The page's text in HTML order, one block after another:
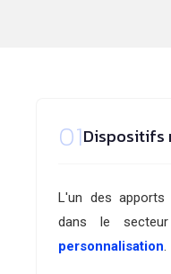
01Dispositifs
L'un des apports
dans le
personnalisation.